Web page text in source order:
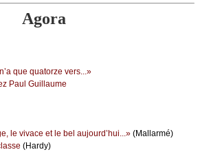
Agora
quе quаtоrzе vеrs...»
Ρаul Guillаumе
lе vivасе еt lе bеl аuјоurd’hui...» (Μаllаrmé)
(Hаrdу)